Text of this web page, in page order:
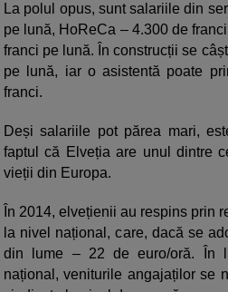
La polul opus, sunt salariile din
pe lună, HoReCa – 4.300 de
franci pe lună. În construcții se
pe lună, iar o asistentă poate
franci.
Deși salariile pot părea mari,
faptul că Elveția are unul dintre
vieții din Europa.
În 2014, elvețienii au respins prin
la nivel național, care, dacă se
din lume – 22 de euro/oră. În
național, veniturile angajaților se